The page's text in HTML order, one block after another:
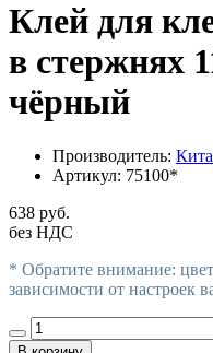
Клей для
в стержнях
чёрный
Производитель:
Артикул: 75100*
638 руб.
без НДС
* Обратите внимание:
зависимости от настроек